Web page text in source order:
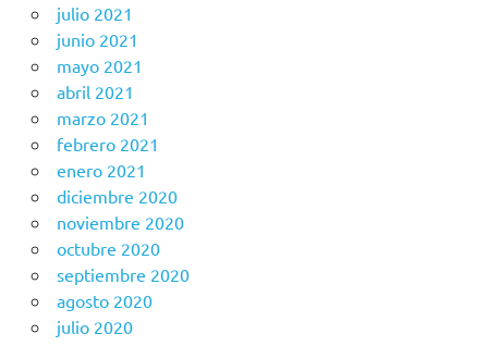
julio 2021
junio 2021
mayo 2021
abril 2021
marzo 2021
febrero 2021
enero 2021
diciembre 2020
noviembre 2020
octubre 2020
septiembre 2020
agosto 2020
julio 2020